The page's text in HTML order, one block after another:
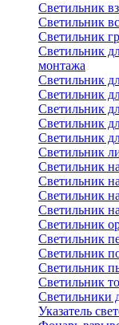
Светильник
Светильник
Светильник
Светильник
монтажа
Светильник
Светильник
Светильник
Светильник
Светильник
Светильник
Светильник
Светильник
Светильник
Светильник
Светильник
Светильник
Светильник
Светильник
Светильник
Светильники
Указатель